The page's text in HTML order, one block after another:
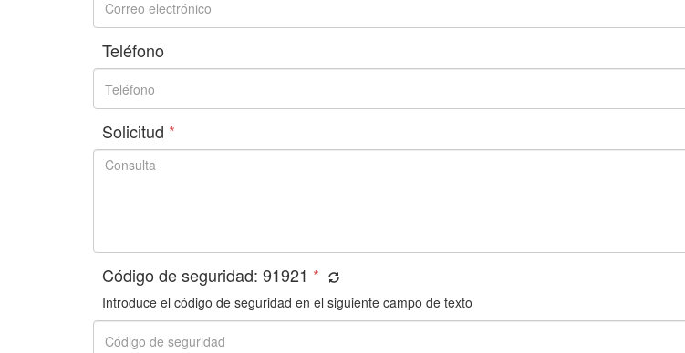
Teléfono
Solicitud *
Código de seguridad: 91921 *
Introduce el código de seguridad en el siguiente campo de texto